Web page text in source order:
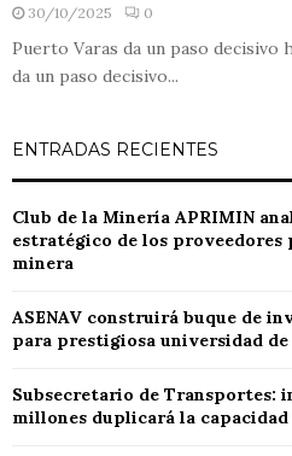
30/10/2025 0
Puerto Varas da un paso
da un paso decisivo...
ENTRADAS RECIENTES
Club de la Minería APRIMIN
estratégico de los
minera
ASENAV construirá buque de
para prestigiosa universidad de
Subsecretario de Transportes:
millones duplicará la